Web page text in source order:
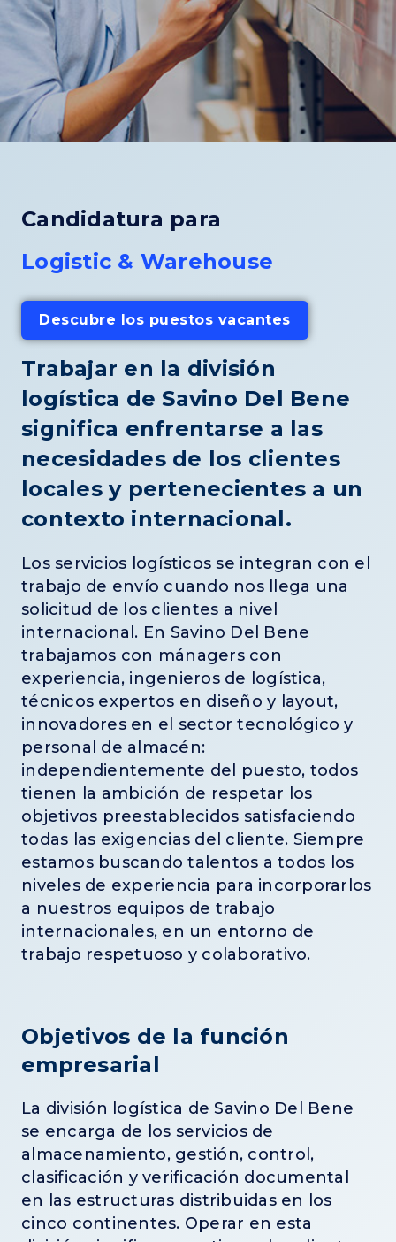
Candidatura para
Logistic & Warehouse
Descubre los puestos vacantes
Trabajar en la división
logística de Savino Del Bene
significa enfrentarse a las
necesidades de los clientes
locales y pertenecientes a un
contexto internacional.
Los servicios logísticos se integran con el
trabajo de envío cuando nos llega una
solicitud de los clientes a nivel
internacional. En Savino Del Bene
trabajamos con mánagers con
experiencia, ingenieros de logística,
técnicos expertos en diseño y layout,
innovadores en el sector tecnológico y
personal de almacén:
independientemente del puesto, todos
tienen la ambición de respetar los
objetivos preestablecidos satisfaciendo
todas las exigencias del cliente. Siempre
estamos buscando talentos a todos los
niveles de experiencia para incorporarlos
a nuestros equipos de trabajo
internacionales, en un entorno de
trabajo respetuoso y colaborativo.
Objetivos de la función
empresarial
La división logística de Savino Del Bene
se encarga de los servicios de
almacenamiento, gestión, control,
clasificación y verificación documental
en las estructuras distribuidas en los
cinco continentes. Operar en esta